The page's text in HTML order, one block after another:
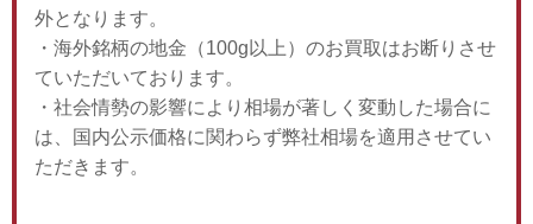
外となります。
・海外銘柄の地金（100g以上）のお買取はお断りさせ
ていただいております。
・社会情勢の影響により相場が著しく変動した場合に
は、国内公示価格に関わらず弊社相場を適用させてい
ただきます。